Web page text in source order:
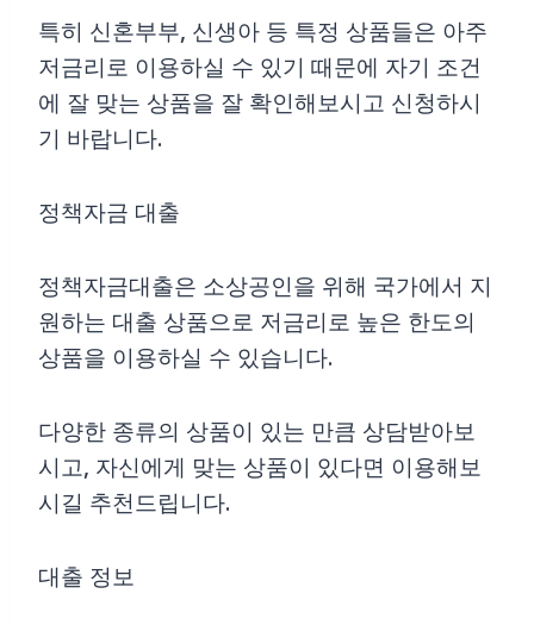
특히 신혼부부, 신생아 등 특정 상품들은 아주
저금리로 이용하실 수 있기 때문에 자기 조건
에 잘 맞는 상품을 잘 확인해보시고 신청하시
기 바랍니다.
정책자금 대출
정책자금대출은 소상공인을 위해 국가에서 지
원하는 대출 상품으로 저금리로 높은 한도의
상품을 이용하실 수 있습니다.
다양한 종류의 상품이 있는 만큼 상담받아보
시고, 자신에게 맞는 상품이 있다면 이용해보
시길 추천드립니다.
대출 정보